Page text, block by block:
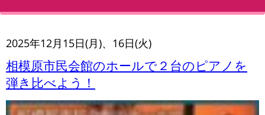
2025年12月15日(月)、16日(火)
相模原市民会館のホールで２台のピアノを
弾き比べよう！